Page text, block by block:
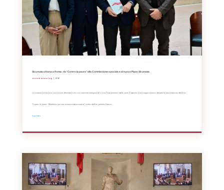
Sicurezza urbana a Roma: da “Contro la paura” alla Commissione speciale e al nuovo Piano Sicurezza
da Redazione| Lug 7, 2026
La sicurezza urbana non può essere affrontata solo con interventi emergenziali o con l'inasprimento delle pene. È questo il messaggio emerso durante la presentazione del libro
"Contro la paura – Manifesto per una sicurezza democratica", scritto dall'ex prefetto Franco...
leggi tutto